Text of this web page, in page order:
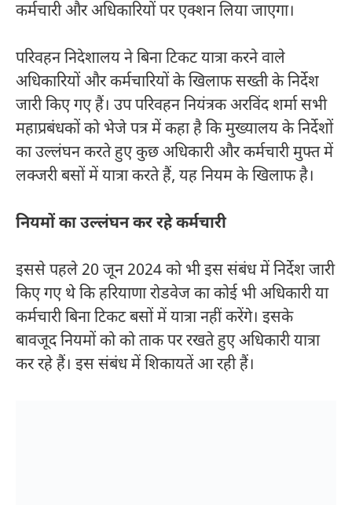
कर्मचारी और अधिकारियों पर एक्शन लिया जाएगा।
परिवहन निदेशालय ने बिना टिकट यात्रा करने वाले
अधिकारियों और कर्मचारियों के खिलाफ सख्ती के निर्देश
जारी किए गए हैं। उप परिवहन नियंत्रक अरविंद शर्मा सभी
महाप्रबंधकों को भेजे पत्र में कहा है कि मुख्यालय के निर्देशों
का उल्लंघन करते हुए कुछ अधिकारी और कर्मचारी मुफ्त में
लक्जरी बसों में यात्रा करते हैं, यह नियम के खिलाफ है।
नियमों का उल्लंघन कर रहे कर्मचारी
इससे पहले 20 जून 2024 को भी इस संबंध में निर्देश जारी
किए गए थे कि हरियाणा रोडवेज का कोई भी अधिकारी या
कर्मचारी बिना टिकट बसों में यात्रा नहीं करेंगे। इसके
बावजूद नियमों को को ताक पर रखते हुए अधिकारी यात्रा
कर रहे हैं। इस संबंध में शिकायतें आ रही हैं।